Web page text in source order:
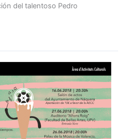
del talentoso Pedro